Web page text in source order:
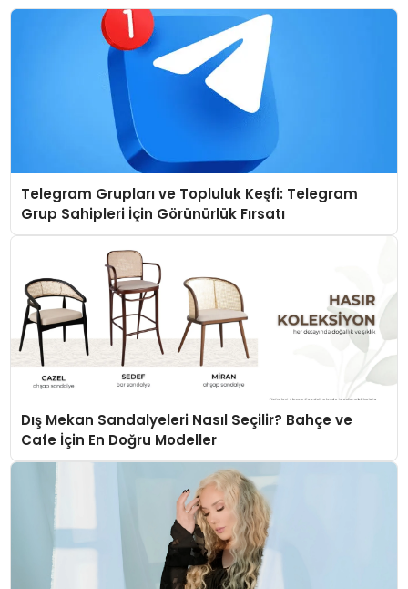
Telegram Grupları ve Topluluk Keşfi: Telegram
Grup Sahipleri İçin Görünürlük Fırsatı
Dış Mekan Sandalyeleri Nasıl Seçilir? Bahçe ve
Cafe İçin En Doğru Modeller